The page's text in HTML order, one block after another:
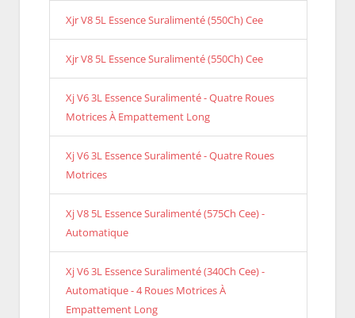
Xjr V8 5L Essence Suralimenté (550Ch) Cee
Xjr V8 5L Essence Suralimenté (550Ch) Cee
Xj V6 3L Essence Suralimenté - Quatre Roues
Motrices À Empattement Long
Xj V6 3L Essence Suralimenté - Quatre Roues
Motrices
Xj V8 5L Essence Suralimenté (575Ch Cee) -
Automatique
Xj V6 3L Essence Suralimenté (340Ch Cee) -
Automatique - 4 Roues Motrices À
Empattement Long